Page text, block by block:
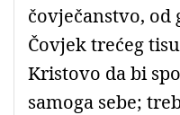
čovječanstvo,
Čovjek trećeg
Kristovo da bi
samoga sebe;